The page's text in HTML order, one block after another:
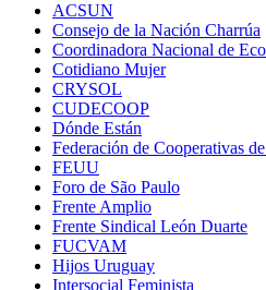
ACSUN
Consejo de la Nación Charrúa
Coordinadora Nacional de
Cotidiano Mujer
CRYSOL
CUDECOOP
Dónde Están
Federación de Cooperativas
FEUU
Foro de São Paulo
Frente Amplio
Frente Sindical León Duarte
FUCVAM
Hijos Uruguay
Intersocial Feminista